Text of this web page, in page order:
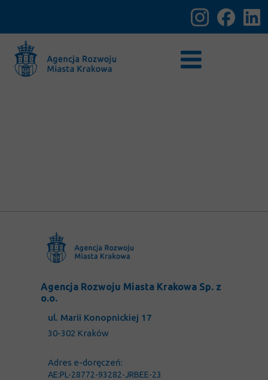
ul. Marii Konopnickiej 17
30-302 Kraków
Adres e-doręczeń:
AE:PL-28772-93282-JRBEE-23
Agencja Rozwoju Miasta Krakowa Sp. z
o.o.